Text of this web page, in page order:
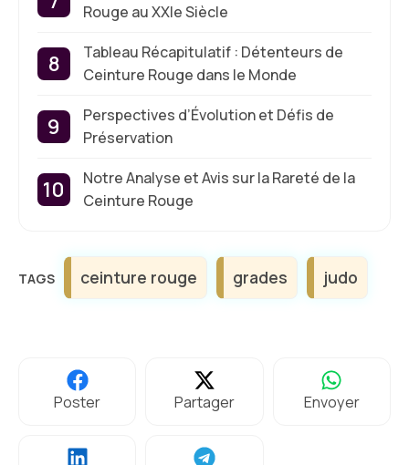
Rouge au XXIe Siècle
Tableau Récapitulatif : Détenteurs de
Ceinture Rouge dans le Monde
Perspectives d’Évolution et Défis de
Préservation
Notre Analyse et Avis sur la Rareté de la
Ceinture Rouge
Étiquettes
ceinture rouge grades judo
Poster Partager Envoyer